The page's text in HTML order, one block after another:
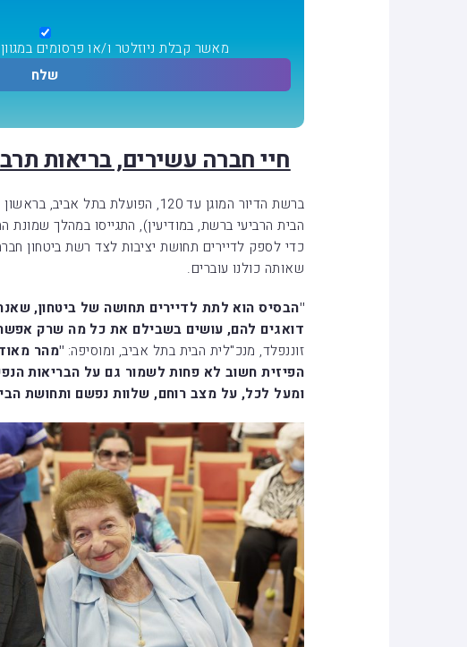
מאשר קבלת ניוזלטר ו/או פרסומים
חיי חברה עשירים, בריאות
ברשת הדיור המוגן עד 120, הפועלת בתל
הבית הרביעי ברשת, במודיעין), התגייסו במהלך שמונת
כדי לספק לדיירים תחושת יציבות לצד רשת ביטחון
שאותה כולנו עוברים.
"הבסיס הוא לתת לדיירים תחושה של ביטחון,
דואגים להם, עושים בשבילם את כל מה שרק
זוננפלד, מנכ"לית הבית בתל אביב, ומוסיפה: "מהר
הפיזית חשוב לא פחות לשמור גם על הבריאות
ומעל לכל, על מצב רוחם, שלוות נפשם ותחושת